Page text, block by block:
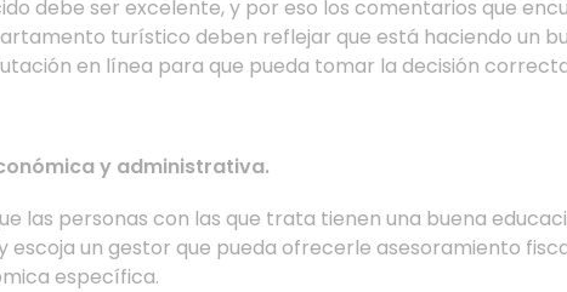
debe ser excelente, y por eso los comentarios que
turístico deben reflejar que está haciendo un
en línea para que pueda tomar la decisión
y administrativa.
las personas con las que trata tienen una buena
escoja un gestor que pueda ofrecerle asesoramiento
específica.